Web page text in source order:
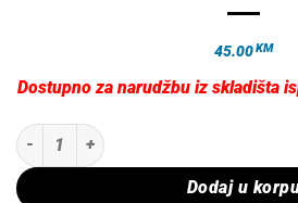
45.00KM
Dostupno za narudžbu iz skladišta
TEPIH PATOSNICE RIGUM AUDI A3 OD
Dodaj u